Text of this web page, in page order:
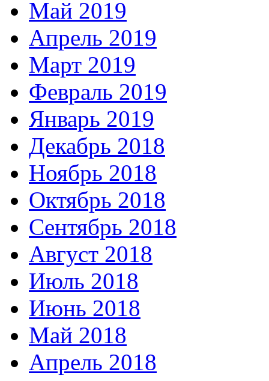
Май 2019
Апрель 2019
Март 2019
Февраль 2019
Январь 2019
Декабрь 2018
Ноябрь 2018
Октябрь 2018
Сентябрь 2018
Август 2018
Июль 2018
Июнь 2018
Май 2018
Апрель 2018